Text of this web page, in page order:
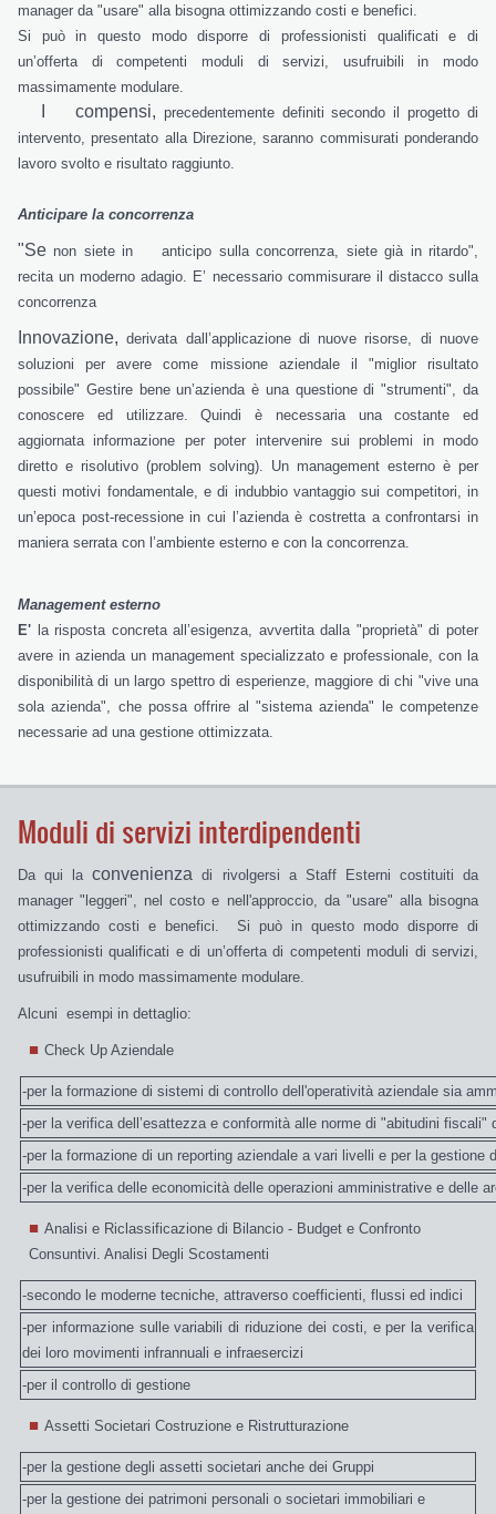
manager da "usare" alla bisogna ottimizzando costi e benefici.
Si può in questo modo disporre di professionisti qualificati e di
un’offerta di competenti moduli di servizi, usufruibili in modo
massimamente modulare.
compensi, precedentemente definiti secondo il progetto di
intervento, presentato alla Direzione, saranno commisurati ponderando
lavoro svolto e risultato raggiunto.
Anticipare la concorrenza
"Se non siete in
anticipo sulla concorrenza, siete già in ritardo",
recita un moderno adagio. E’ necessario commisurare il distacco sulla
concorrenza
Innovazione, derivata dall’applicazione di nuove risorse, di nuove
soluzioni per avere come missione aziendale il "miglior risultato
possibile" Gestire bene un’azienda è una questione di "strumenti", da
conoscere ed utilizzare. Quindi è necessaria una costante ed
aggiornata informazione per poter intervenire sui problemi in modo
diretto e risolutivo (problem solving). Un management esterno è per
questi motivi fondamentale, e di indubbio vantaggio sui competitori, in
un’epoca post-recessione in cui l’azienda è costretta a confrontarsi in
maniera serrata con l’ambiente esterno e con la concorrenza.
Management esterno
E' la risposta concreta all’esigenza, avvertita dalla "proprietà" di poter
avere in azienda un management specializzato e professionale, con la
disponibilità di un largo spettro di esperienze, maggiore di chi "vive una
sola azienda", che possa offrire al "sistema azienda" le competenze
necessarie ad una gestione ottimizzata.
Moduli di servizi interdipendenti
Da qui laconvenienza di rivolgersi a Staff Esterni costituiti da
manager "leggeri", nel costo e nell'approccio, da "usare" alla bisogna
ottimizzando costi e benefici. Si può in questo modo disporre di
professionisti qualificati e di un’offerta di competenti moduli di servizi,
usufruibili in modo massimamente modulare.
Alcuni esempi in dettaglio:
Check Up Aziendale
-per la formazione di sistemi di controllo dell'operatività aziendale sia
-per la verifica dell’esattezza e conformità alle norme di "abitudini fiscali"
-per la formazione di un reporting aziendale a vari livelli e per la gestione
-per la verifica delle economicità delle operazioni amministrative e delle
Analisi e Riclassificazione di Bilancio - Budget e Confronto
Consuntivi. Analisi Degli Scostamenti
-secondo le moderne tecniche, attraverso coefficienti, flussi ed indici
-per informazione sulle variabili di riduzione dei costi, e per la verifica
dei loro movimenti infrannuali e infraesercizi
-per il controllo di gestione
Assetti Societari Costruzione e Ristrutturazione
-per la gestione degli assetti societari anche dei Gruppi
-per la gestione dei patrimoni personali o societari immobiliari e